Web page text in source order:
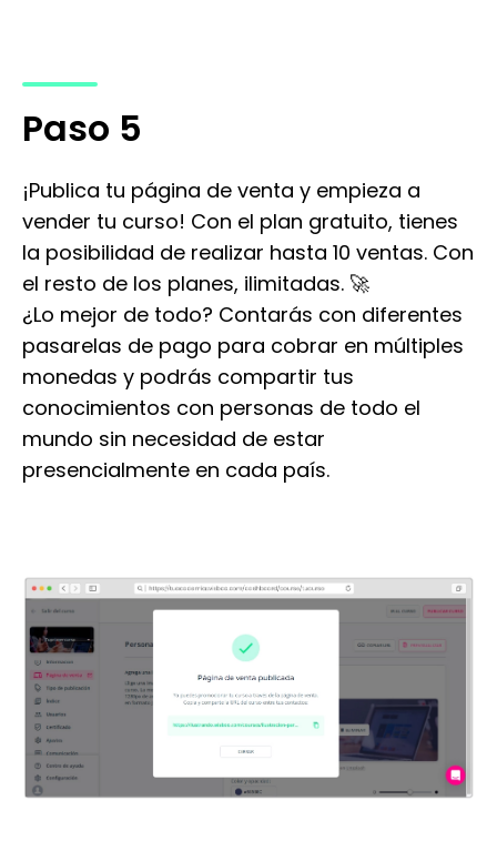
Paso 5
¡Publica tu página de venta y empieza a
vender tu curso! Con el plan gratuito, tienes
la posibilidad de realizar hasta 10 ventas. Con
el resto de los planes, ilimitadas. 🚀
¿Lo mejor de todo? Contarás con diferentes
pasarelas de pago para cobrar en múltiples
monedas y podrás compartir tus
conocimientos con personas de todo el
mundo sin necesidad de estar
presencialmente en cada país.